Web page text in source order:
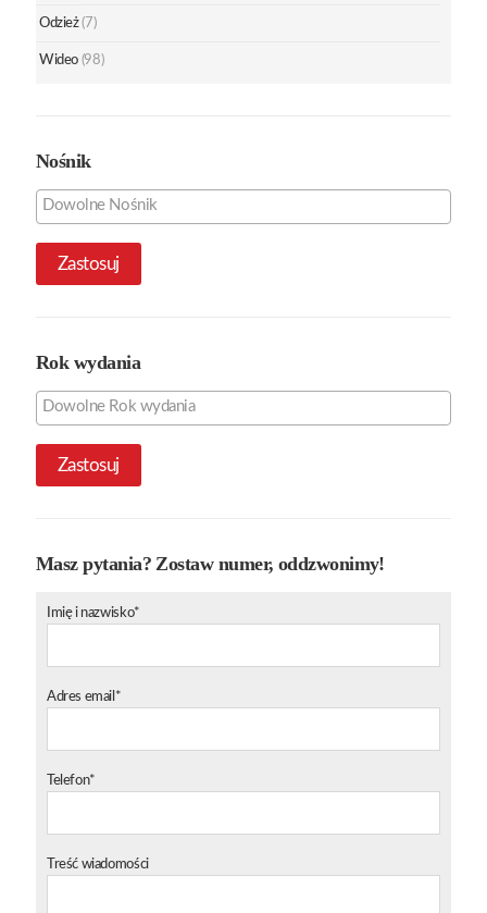
Odzież (7)
Wideo (98)
Nośnik
Zastosuj
Rok wydania
Zastosuj
Masz pytania? Zostaw numer, oddzwonimy!
Imię i nazwisko*
Adres email*
Telefon*
Treść wiadomości